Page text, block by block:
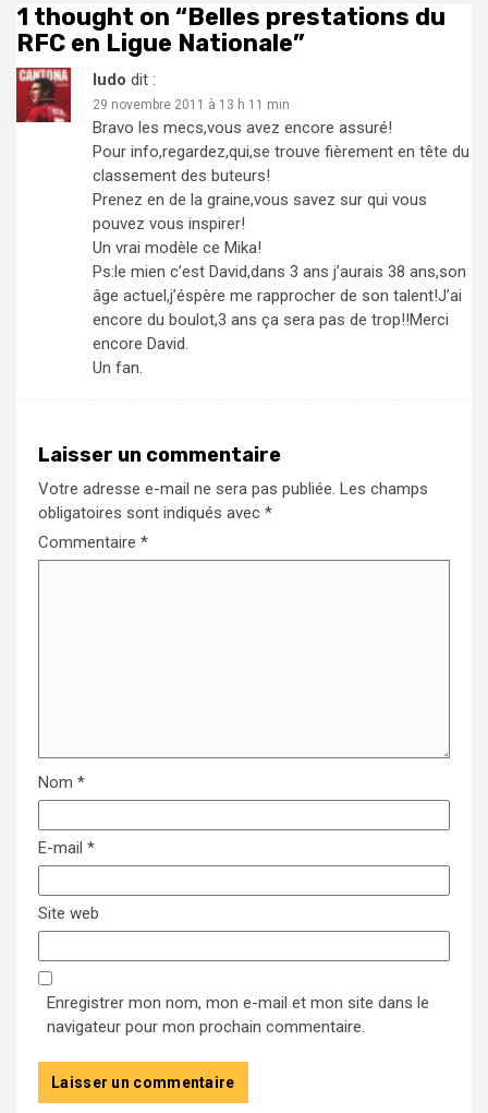
1 thought on “Belles prestations du
RFC en Ligue Nationale”
ludo dit :
29 novembre 2011 à 13 h 11 min
Bravo les mecs,vous avez encore assuré!
Pour info,regardez,qui,se trouve fièrement en tête du
classement des buteurs!
Prenez en de la graine,vous savez sur qui vous
pouvez vous inspirer!
Un vrai modèle ce Mika!
Ps:le mien c’est David,dans 3 ans j’aurais 38 ans,son
âge actuel,j’éspère me rapprocher de son talent!J’ai
encore du boulot,3 ans ça sera pas de trop!!Merci
encore David.
Un fan.
Laisser un commentaire
Votre adresse e-mail ne sera pas publiée. Les champs
obligatoires sont indiqués avec *
Commentaire *
Nom *
E-mail *
Site web
Enregistrer mon nom, mon e-mail et mon site dans le
navigateur pour mon prochain commentaire.